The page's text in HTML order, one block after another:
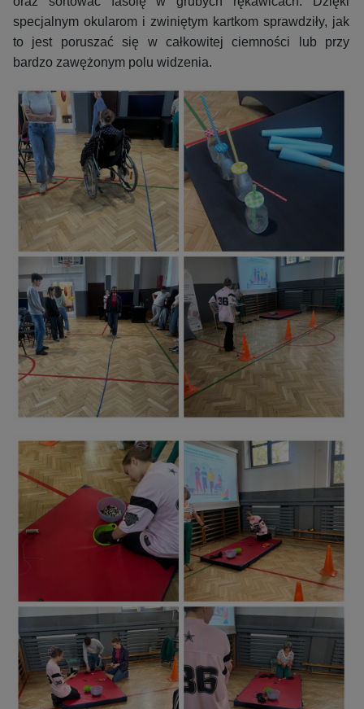
specjalnym okularom i zwiniętym kartkom sprawdziły, jak
to jest poruszać się w całkowitej ciemności lub przy
bardzo zawężonym polu widzenia.